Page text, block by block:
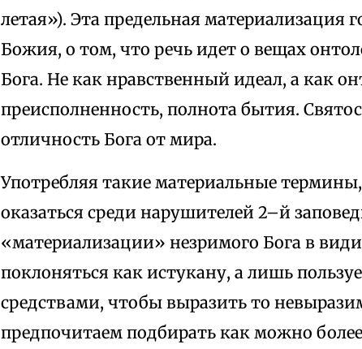
летая»). Эта предельная материализация
Божия, о том, что речь идет о вещах
Бога. Не как нравственный идеал, а как
преисполненность, полнота бытия.
отличность Бога от мира.
Употребляя такие материальные
оказаться среди нарушителей 2–й
«материализации» незримого Бога в
поклоняться как истукану, а лишь
средствами, чтобы выразить то
предпочитаем подбирать как можно